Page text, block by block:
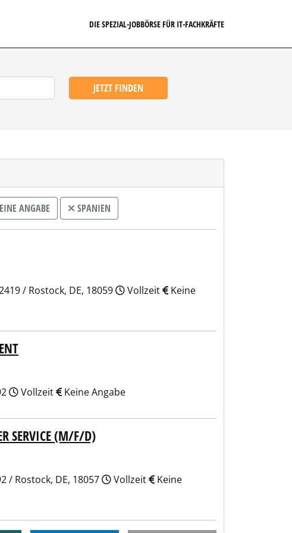
DIE SPEZIAL-JOBBÖRSE FÜR IT-FACHKRÄFTE
JETZT FINDEN
ANGABE SPANIEN
/ Rostock, DE, 18059
Vollzeit
Keine
Vollzeit Keine Angabe
SERVICE (M/F/D)
/ Rostock, DE, 18057
Vollzeit
Keine